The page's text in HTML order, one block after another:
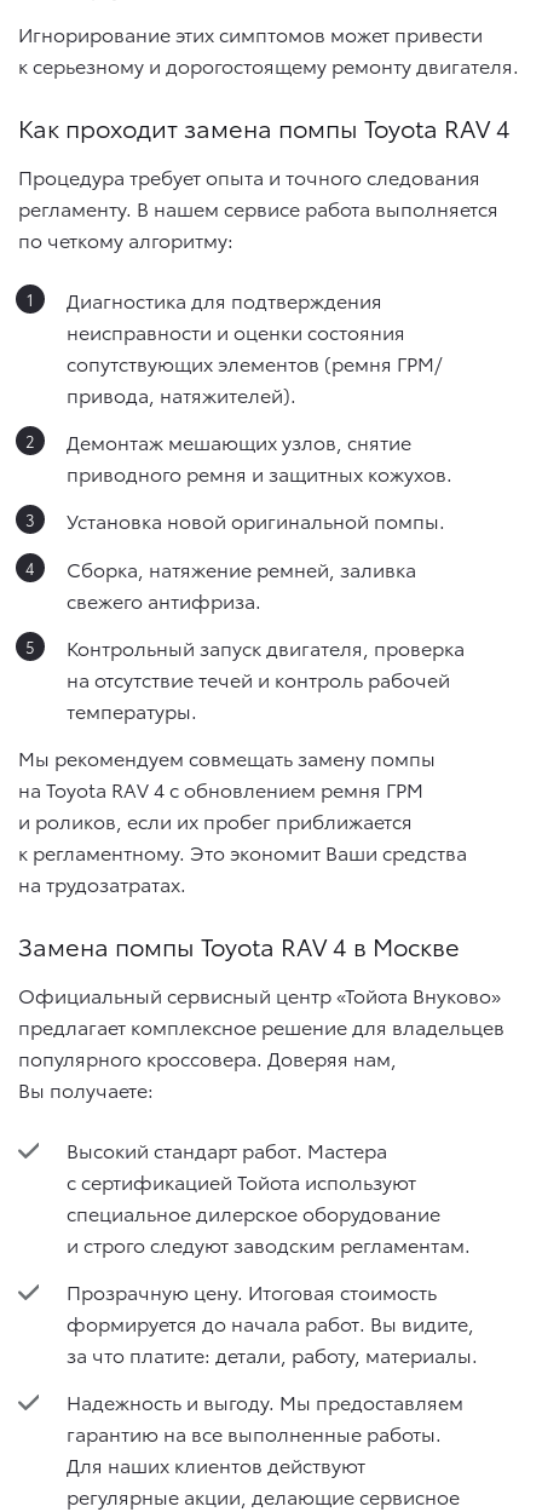
Игнорирование этих симптомов может привести
к серьезному и дорогостоящему ремонту двигателя.
Как проходит замена помпы Toyota RAV 4
Процедура требует опыта и точного следования
регламенту. В нашем сервисе работа выполняется
по четкому алгоритму:
Диагностика для подтверждения
неисправности и оценки состояния
сопутствующих элементов (ремня ГРМ/
привода, натяжителей).
Демонтаж мешающих узлов, снятие
приводного ремня и защитных кожухов.
Установка новой оригинальной помпы.
Сборка, натяжение ремней, заливка
свежего антифриза.
Контрольный запуск двигателя, проверка
на отсутствие течей и контроль рабочей
температуры.
Мы рекомендуем совмещать замену помпы
на Toyota RAV 4 с обновлением ремня ГРМ
и роликов, если их пробег приближается
к регламентному. Это экономит Ваши средства
на трудозатратах.
Замена помпы Toyota RAV 4 в Москве
Официальный сервисный центр «Тойота Внуково»
предлагает комплексное решение для владельцев
популярного кроссовера. Доверяя нам,
Вы получаете:
Высокий стандарт работ. Мастера
с сертификацией Тойота используют
специальное дилерское оборудование
и строго следуют заводским регламентам.
Прозрачную цену. Итоговая стоимость
формируется до начала работ. Вы видите,
за что платите: детали, работу, материалы.
Надежность и выгоду. Мы предоставляем
гарантию на все выполненные работы.
Для наших клиентов действуют
регулярные акции, делающие сервисное